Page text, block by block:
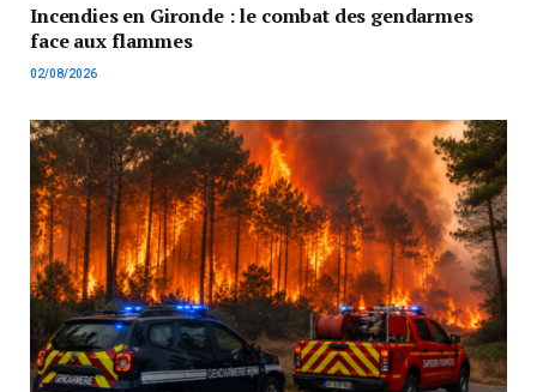
Incendies en Gironde : le combat des gendarmes
face aux flammes
02/08/2026